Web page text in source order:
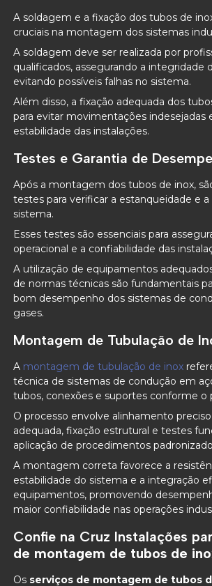
A soldagem e a fixação dos tubos de
cruciais na montagem dos sistemas
A soldagem deve ser realizada por
qualificados, assegurando a integridade
evitando possíveis falhas no sistema.
Além disso, a fixação adequada dos
para evitar movimentações indesejadas
estabilidade das instalações.
Testes e Garantia de
Após a montagem dos tubos de inox,
testes para verificar a estanqueidade e
sistema.
Esses testes são essenciais para
operacional e a confiabilidade das
A utilização de equipamentos
de normas técnicas são fundamentais
bom desempenho dos sistemas de
gases.
Montagem de Tubulação de
A montagem de tubulação de inox
técnica de sistemas de condução em
tubos, conexões e suportes conforme o
O processo envolve alinhamento
adequada, fixação estrutural e testes
aplicação de procedimentos
A montagem correta favorece a
estabilidade do sistema e a integração
equipamentos, promovendo
maior confiabilidade nas operações
Confie na Cruz Instalações
de montagem de tubos de
Os serviços de montagem de tubos